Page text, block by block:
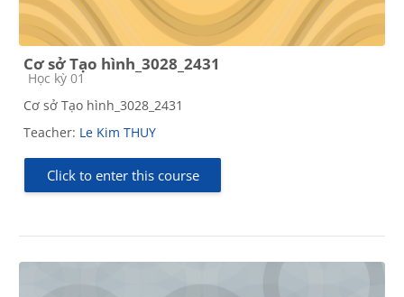
Cơ sở Tạo hình_3028_2431
Course category
Học kỳ 01
Cơ sở Tạo hình_3028_2431
Teacher: Le Kim THUY
Click to enter this course